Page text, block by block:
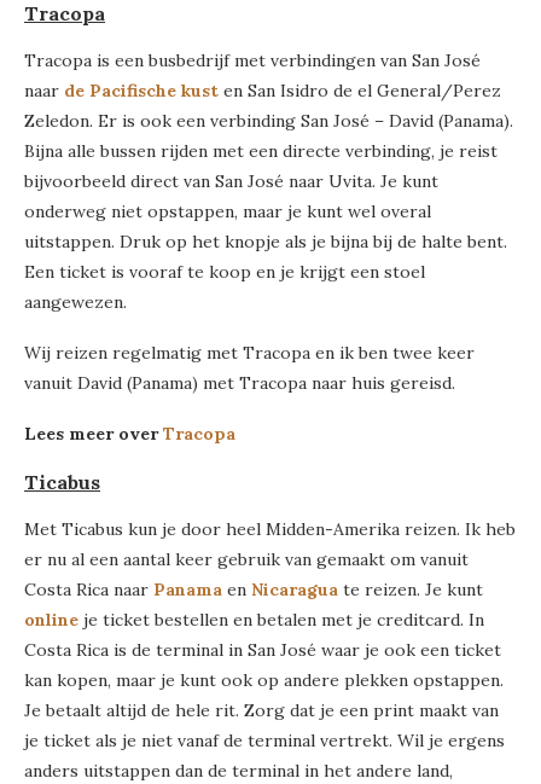
Tracopa
Tracopa is een busbedrijf met verbindingen van San José
naar de Pacifische kust en San Isidro de el General/Perez
Zeledon. Er is ook een verbinding San José – David (Panama).
Bijna alle bussen rijden met een directe verbinding, je reist
bijvoorbeeld direct van San José naar Uvita. Je kunt
onderweg niet opstappen, maar je kunt wel overal
uitstappen. Druk op het knopje als je bijna bij de halte bent.
Een ticket is vooraf te koop en je krijgt een stoel
aangewezen.
Wij reizen regelmatig met Tracopa en ik ben twee keer
vanuit David (Panama) met Tracopa naar huis gereisd.
Lees meer overTracopa
Ticabus
Met Ticabus kun je door heel Midden-Amerika reizen. Ik heb
er nu al een aantal keer gebruik van gemaakt om vanuit
Costa Rica naar Panama en Nicaragua te reizen. Je kunt
online je ticket bestellen en betalen met je creditcard. In
Costa Rica is de terminal in San José waar je ook een ticket
kan kopen, maar je kunt ook op andere plekken opstappen.
Je betaalt altijd de hele rit. Zorg dat je een print maakt van
je ticket als je niet vanaf de terminal vertrekt. Wil je ergens
anders uitstappen dan de terminal in het andere land,